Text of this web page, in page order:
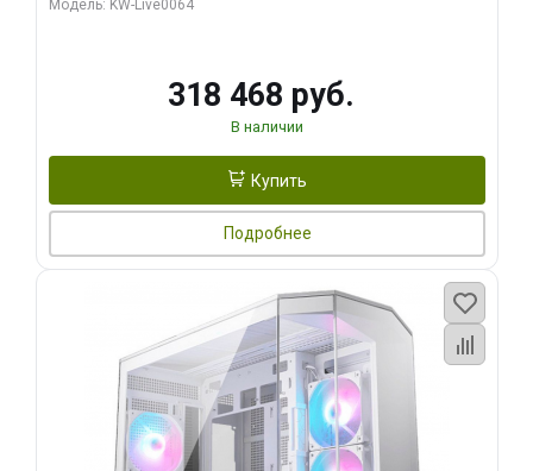
Модель: KW-Live0064
318 468 руб.
В наличии
Купить
Подробнее